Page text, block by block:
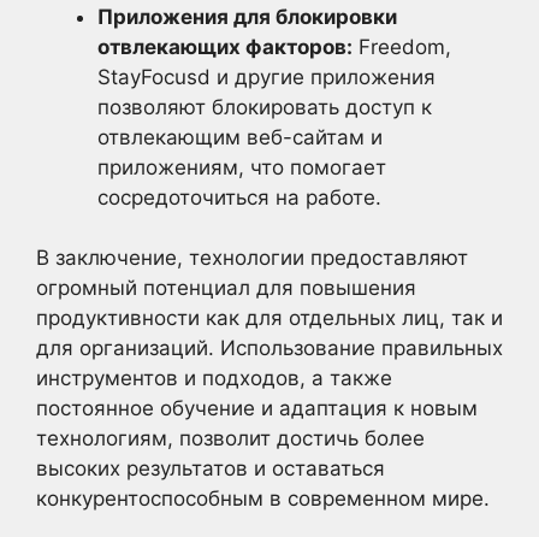
Приложения для блокировки
отвлекающих факторов: Freedom,
StayFocusd и другие приложения
позволяют блокировать доступ к
отвлекающим веб-сайтам и
приложениям, что помогает
сосредоточиться на работе.
В заключение, технологии предоставляют
огромный потенциал для повышения
продуктивности как для отдельных лиц, так и
для организаций. Использование правильных
инструментов и подходов, а также
постоянное обучение и адаптация к новым
технологиям, позволит достичь более
высоких результатов и оставаться
конкурентоспособным в современном мире.